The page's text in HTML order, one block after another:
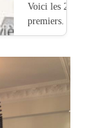
Voici les 20
premiers.